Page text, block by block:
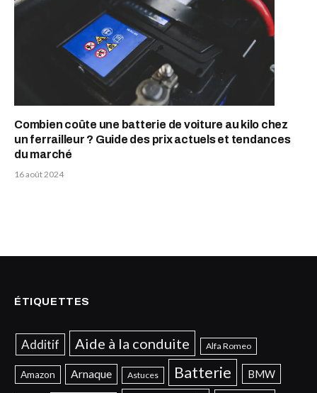
Combien coûte une batterie de voiture au kilo chez
un ferrailleur ? Guide des prix actuels et tendances
du marché
16 août 2024
ÉTIQUETTES
Additif Aide à la conduite Alfa Romeo
Amazon Arnaque Astuces Batterie BMW